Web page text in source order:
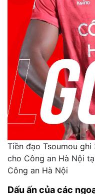
Tiền đạo Tsoumou
cho Công an Hà Nội
Công an Hà Nội
Dấu ấn của các